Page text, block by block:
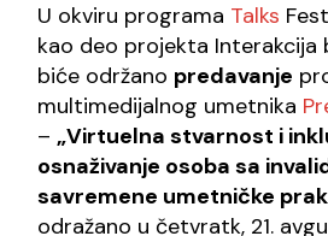
U okviru programa Talks
kao deo projekta Interakcija
biće održano predavanje
multimedijalnog umetnika
–„Virtuelna stvarnost i
osnaživanje osoba sa
savremene umetničke
odražano u četvratk, 21.